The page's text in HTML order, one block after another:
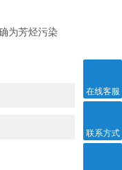
为芳烃污染
在线客服
联系方式